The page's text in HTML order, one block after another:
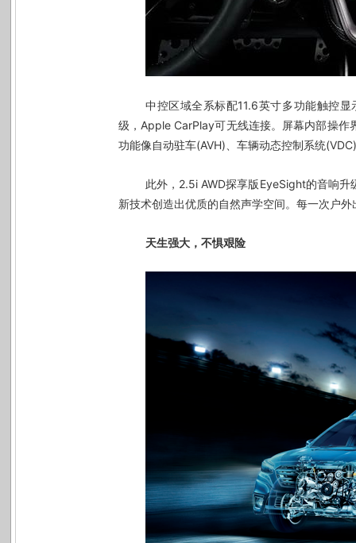
中控区域全系标配11.6英寸多功能触控显
级， Apple CarPlay可无线连接。
屏幕内部操作
功能像自动驻车(AVH) 、车辆动态控制系统(VDC)
此外，2.5i AWD探享版EyeSight的音响
新技术创造出优质的自然声学空间。每一次户
天生强大，不惧艰险